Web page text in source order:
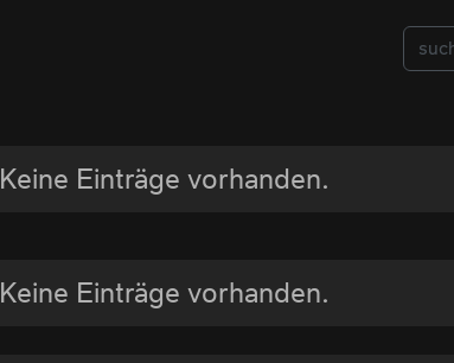
Keine Einträge vorhanden.
Keine Einträge vorhanden.